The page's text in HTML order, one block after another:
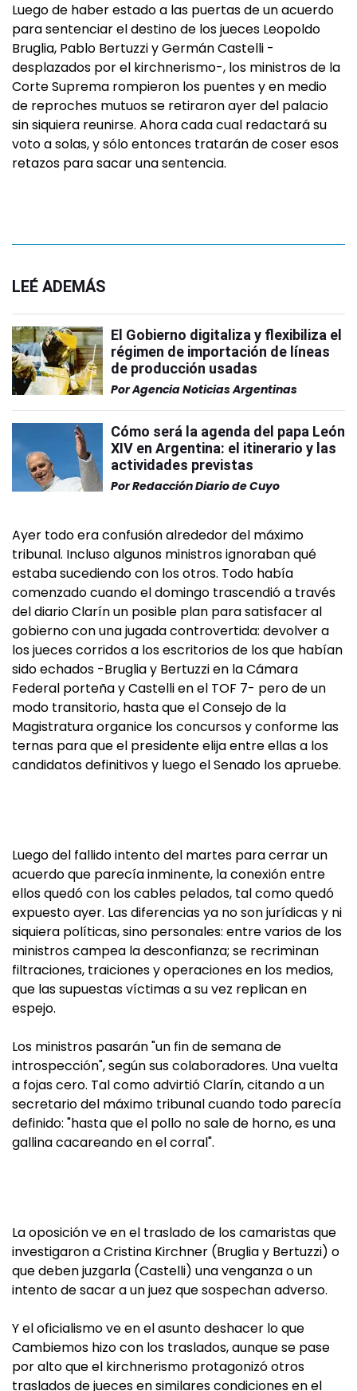
Luego de haber estado a las puertas de un acuerdo
para sentenciar el destino de los jueces Leopoldo
Bruglia, Pablo Bertuzzi y Germán Castelli -
desplazados por el kirchnerismo-, los ministros de la
Corte Suprema rompieron los puentes y en medio
de reproches mutuos se retiraron ayer del palacio
sin siquiera reunirse. Ahora cada cual redactará su
voto a solas, y sólo entonces tratarán de coser esos
retazos para sacar una sentencia.
LEÉ ADEMÁS
El Gobierno digitaliza y flexibiliza el
régimen de importación de líneas
de producción usadas
PorAgencia Noticias Argentinas
Cómo será la agenda del papa León
XIV en Argentina: el itinerario y las
actividades previstas
PorRedacción Diario de Cuyo
Ayer todo era confusión alrededor del máximo
tribunal. Incluso algunos ministros ignoraban qué
estaba sucediendo con los otros. Todo había
comenzado cuando el domingo trascendió a través
del diario Clarín un posible plan para satisfacer al
gobierno con una jugada controvertida: devolver a
los jueces corridos a los escritorios de los que habían
sido echados -Bruglia y Bertuzzi en la Cámara
Federal porteña y Castelli en el TOF 7- pero de un
modo transitorio, hasta que el Consejo de la
Magistratura organice los concursos y conforme las
ternas para que el presidente elija entre ellas a los
candidatos definitivos y luego el Senado los apruebe.
Luego del fallido intento del martes para cerrar un
acuerdo que parecía inminente, la conexión entre
ellos quedó con los cables pelados, tal como quedó
expuesto ayer. Las diferencias ya no son jurídicas y ni
siquiera políticas, sino personales: entre varios de los
ministros campea la desconfianza; se recriminan
filtraciones, traiciones y operaciones en los medios,
que las supuestas víctimas a su vez replican en
espejo.
Los ministros pasarán "un fin de semana de
introspección", según sus colaboradores. Una vuelta
a fojas cero. Tal como advirtió Clarín, citando a un
secretario del máximo tribunal cuando todo parecía
definido: "hasta que el pollo no sale de horno, es una
gallina cacareando en el corral".
La oposición ve en el traslado de los camaristas que
investigaron a Cristina Kirchner (Bruglia y Bertuzzi) o
que deben juzgarla (Castelli) una venganza o un
intento de sacar a un juez que sospechan adverso.
Y el oficialismo ve en el asunto deshacer lo que
Cambiemos hizo con los traslados, aunque se pase
por alto que el kirchnerismo protagonizó otros
traslados de jueces en similares condiciones en el